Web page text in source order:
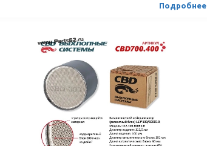
20 gr/ft³ или 0, 7 gr/L
Подробнее